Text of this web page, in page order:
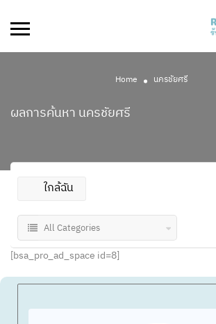
Home นครชัยศรี
ผลการค้นหา นครชัยศรี
ใกล้ฉัน
All Categories
[bsa_pro_ad_space id=8]